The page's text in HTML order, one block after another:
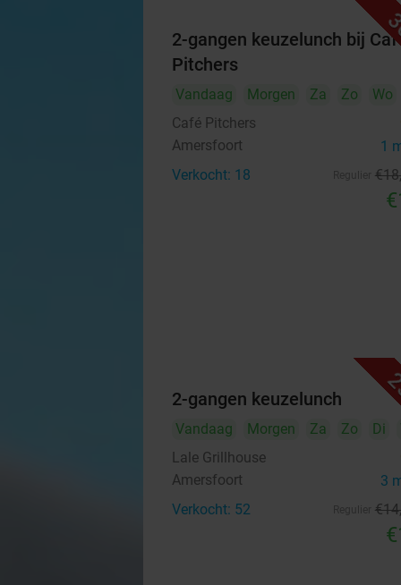
2-gangen keuzelunch bij
Pitchers
Vandaag Morgen Za Zo
Wo
Café Pitchers
Amersfoort 1
Verkocht: 18 €18
2-gangen keuzelunch
Vandaag Morgen Za Zo Di
Lale Grillhouse
Amersfoort 3
Verkocht: 52 €14